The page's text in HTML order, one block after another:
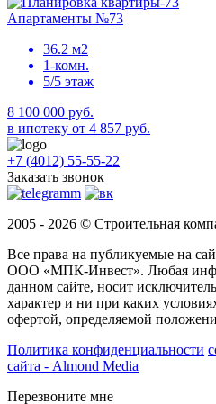
Апартаменты №73
36.2 м2
1-комн.
5/5 этаж
8 100 000 руб.
в ипотеку от 4 857 руб.
+7 (4012) 55-55-22
Заказать звонок
2005 - 2026 © Строительная
Все права на публикуемые на
ООО «МПК-Инвест». Любая
данном сайте, носит
характер и ни при каких
офертой, определяемой
Политика конфиденциальности
сайта - Almond Media
Перезвоните мне